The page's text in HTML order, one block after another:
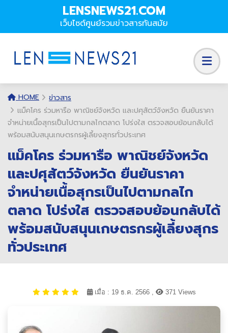
LENSNEWS21.COM
เว็บไซต์ศูนย์รวมข่าวสารทันสมัย
HOME
ข่าวสาร
แม็คโคร ร่วมหารือ พาณิชย์จังหวัด และปศุสัตว์จังหวัด ยืนยันราคา
จำหน่ายเนื้อสุกรเป็นไปตามกลไกตลาด โปร่งใส ตรวจสอบย้อนกลับได้
พร้อมสนับสนุนเกษตรกรผู้เลี้ยงสุกรทั่วประเทศ
แม็คโคร ร่วมหารือ พาณิชย์จังหวัด
และปศุสัตว์จังหวัด ยืนยันราคา
จำหน่ายเนื้อสุกรเป็นไปตามกลไก
ตลาด โปร่งใส ตรวจสอบย้อนกลับได้
พร้อมสนับสนุนเกษตรกรผู้เลี้ยงสุกร
ทั่วประเทศ
เมื่อ : 19 ธ.ค. 2566 , 371 Views